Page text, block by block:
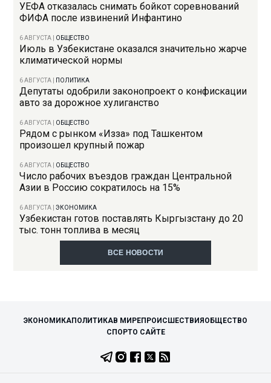
УЕФА отказалась снимать бойкот соревнований
ФИФА после извинений Инфантино
6 АВГУСТА ОБЩЕСТВО
Июль в Узбекистане оказался значительно жарче
климатической нормы
6 АВГУСТА ПОЛИТИКА
Депутаты одобрили законопроект о конфискации
авто за дорожное хулиганство
6 АВГУСТА ОБЩЕСТВО
Рядом с рынком «Изза» под Ташкентом
произошел крупный пожар
6 АВГУСТА ОБЩЕСТВО
Число рабочих въездов граждан Центральной
Азии в Россию сократилось на 15%
6 АВГУСТА |ЭКОНОМИКА
Узбекистан готов поставлять Кыргызстану до 20
тыс. тонн топлива в месяц
ВСЕ НОВОСТИ
ЭКОНОМИКАПОЛИТИКАВ МИРЕПРОИСШЕСТВИЯ ОБЩЕСТВО
СПОРТО САЙТЕ